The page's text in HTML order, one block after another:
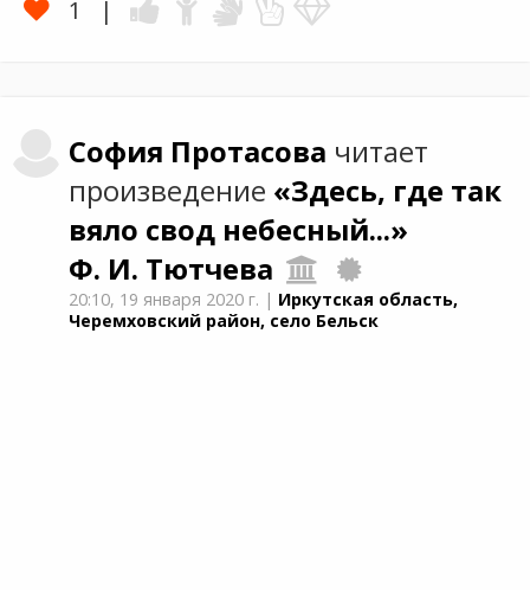
1
София Протасова читает
произведение «Здесь, где так
вяло свод небесный...»
Ф. И. Тютчева
20:10, 19 января 2020 г. | Иркутская область,
Черемховский район, село Бельск